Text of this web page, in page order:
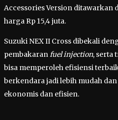
Accessories Version ditawarkan
harga Rp 15,4 juta.
Suzuki NEX II Cross dibekali
pembakaranfuel injection, serta
bisa memperoleh efisiensi
berkendara jadi lebih mudah
ekonomis dan efisien.